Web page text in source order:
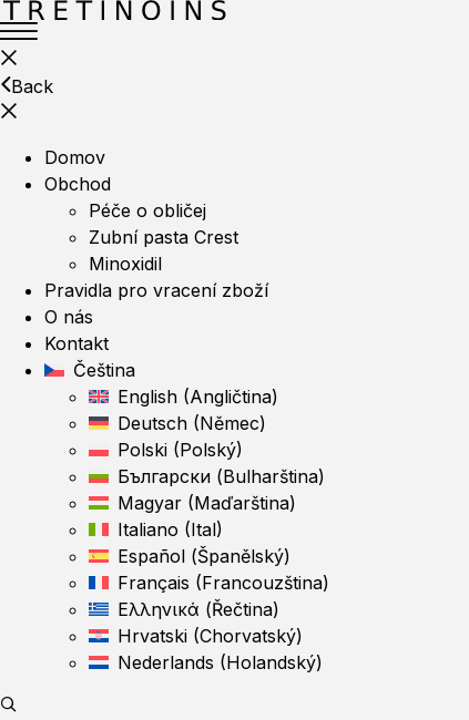
Back
Domov
Obchod
Péče o obličej
Zubní pasta Crest
Minoxidil
Pravidla pro vracení zboží
O nás
Kontakt
Čeština
English (Angličtina)
Deutsch (Němec)
Polski (Polský)
Български (Bulharština)
Magyar (Maďarština)
Italiano (Ital)
Español (Španělský)
Français (Francouzština)
Ελληνικά (Řečtina)
Hrvatski (Chorvatský)
Nederlands (Holandský)